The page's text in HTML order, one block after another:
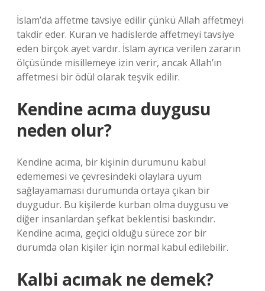
İslam’da affetme tavsiye edilir çünkü Allah affetmeyi
takdir eder. Kuran ve hadislerde affetmeyi tavsiye
eden birçok ayet vardır. İslam ayrıca verilen zararın
ölçüsünde misillemeye izin verir, ancak Allah’ın
affetmesi bir ödül olarak teşvik edilir.
Kendine acıma duygusu
neden olur?
Kendine acıma, bir kişinin durumunu kabul
edememesi ve çevresindeki olaylara uyum
sağlayamaması durumunda ortaya çıkan bir
duygudur. Bu kişilerde kurban olma duygusu ve
diğer insanlardan şefkat beklentisi baskındır.
Kendine acıma, geçici olduğu sürece zor bir
durumda olan kişiler için normal kabul edilebilir.
Kalbi acımak ne demek?